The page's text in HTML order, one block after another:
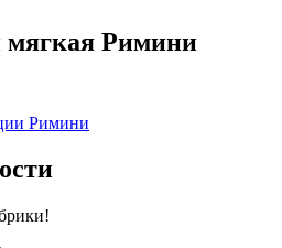
Римини
Римини